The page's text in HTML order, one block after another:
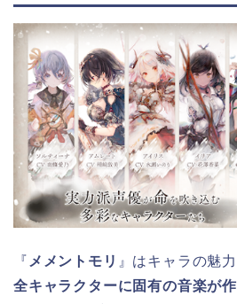
『 メメントモリ 』はキャラの魅
全キャラクターに固有の音楽が